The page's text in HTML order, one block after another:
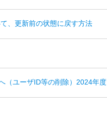
、更新前の状態に戻す方法
（ユーザID等の削除）2024年度